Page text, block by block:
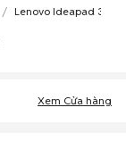
Lenovo Ideapad 300
Xem Cửa hàng